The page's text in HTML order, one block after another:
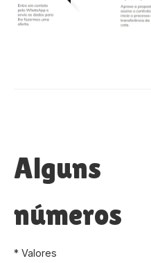
Alguns
números
* Valores